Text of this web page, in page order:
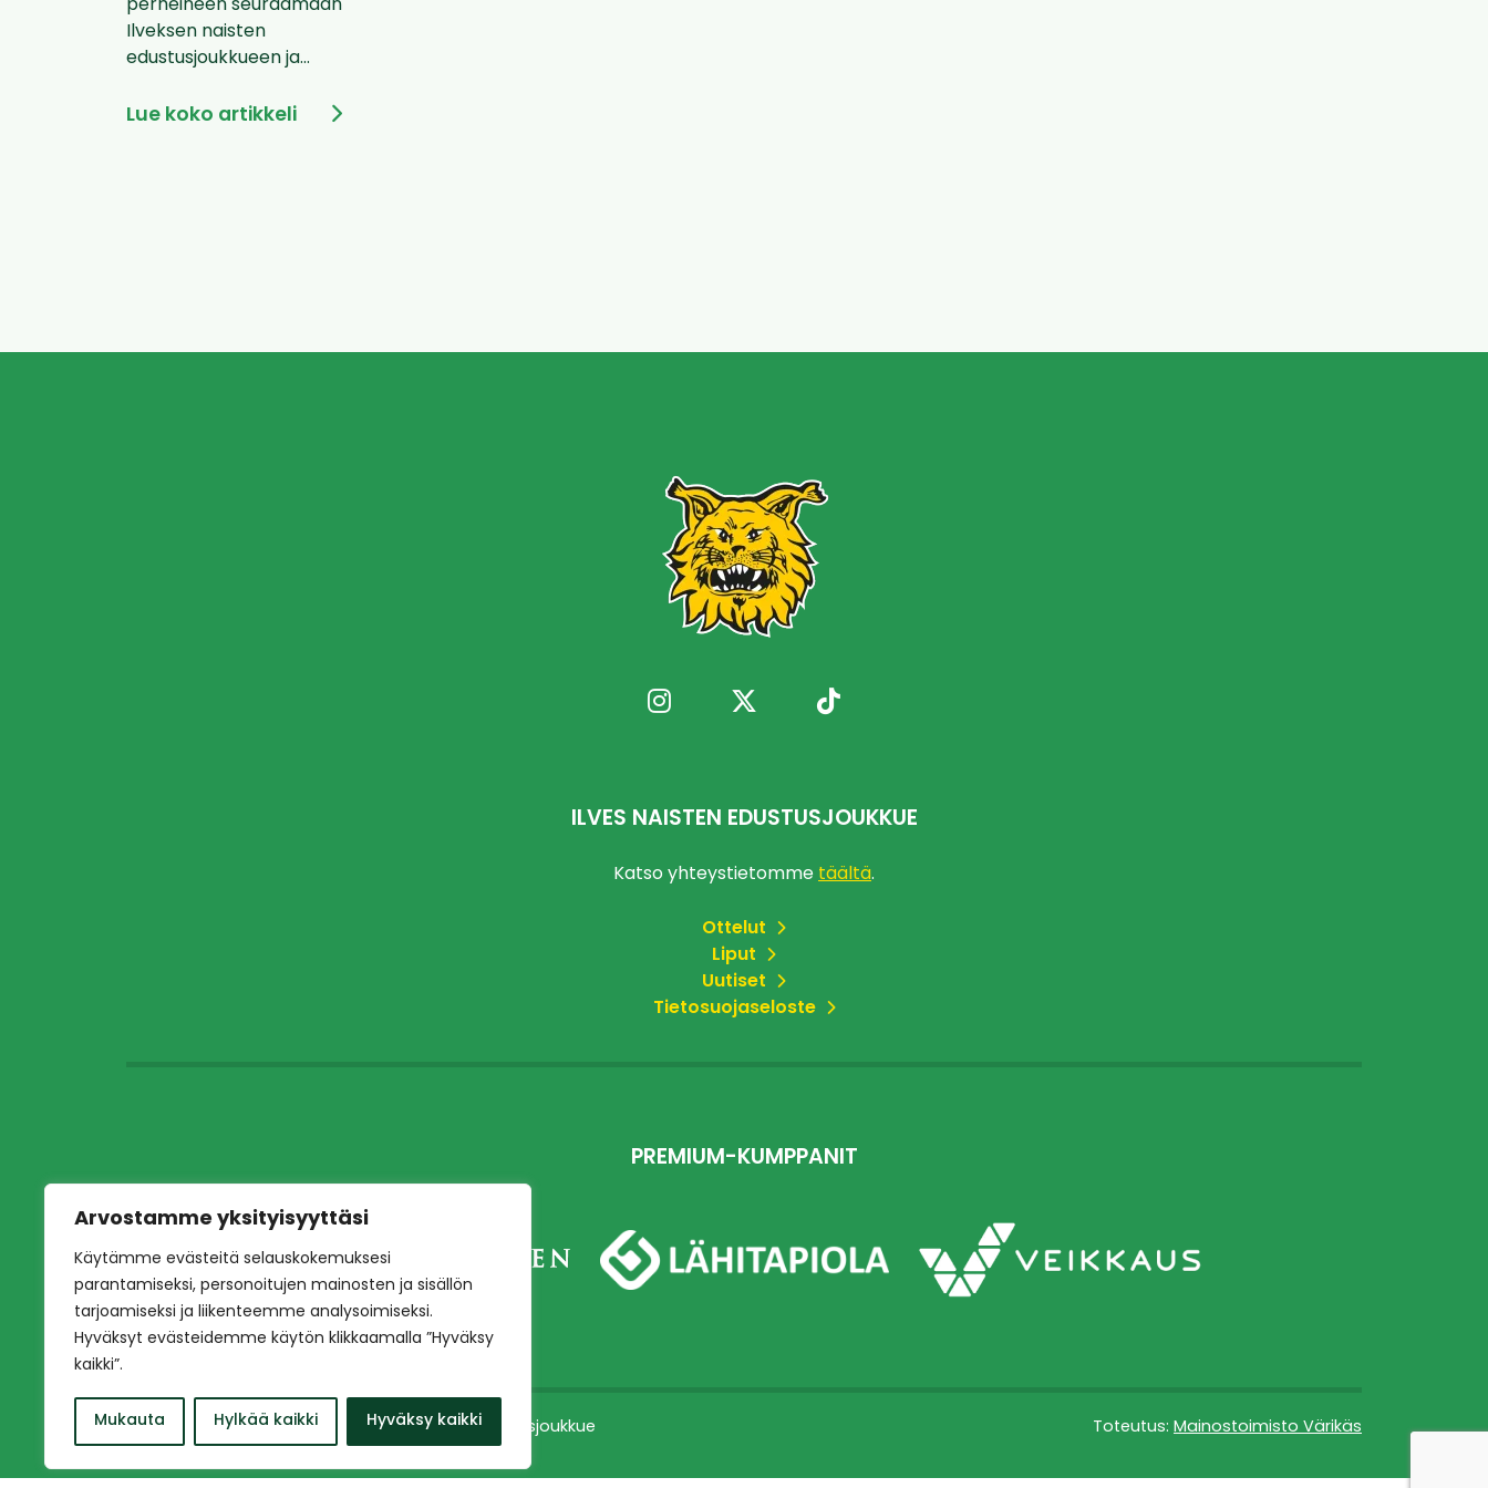
Arvostamme yksityisyyttäsi
Käytämme evästeitä selauskokemuksesi
parantamiseksi, personoitujen mainosten ja sisällön
tarjoamiseksi ja liikenteemme analysoimiseksi.
Hyväksyt evästeidemme käytön klikkaamalla ”Hyväksy
kaikki”.
Mukauta Hylkää kaikki Hyväksy kaikki
perheineen seuraamaan
Ilveksen naisten
edustusjoukkueen ja...
Lue koko artikkeli
ILVES NAISTEN EDUSTUSJOUKKUE
Katso yhteystietomme täältä.
Ottelut
Liput
Uutiset
Tietosuojaseloste
PREMIUM-KUMPPANIT
Copyright © 2026 Ilves jalkapallo – Naisten edustusjoukkue Toteutus: Mainostoimisto Värikäs